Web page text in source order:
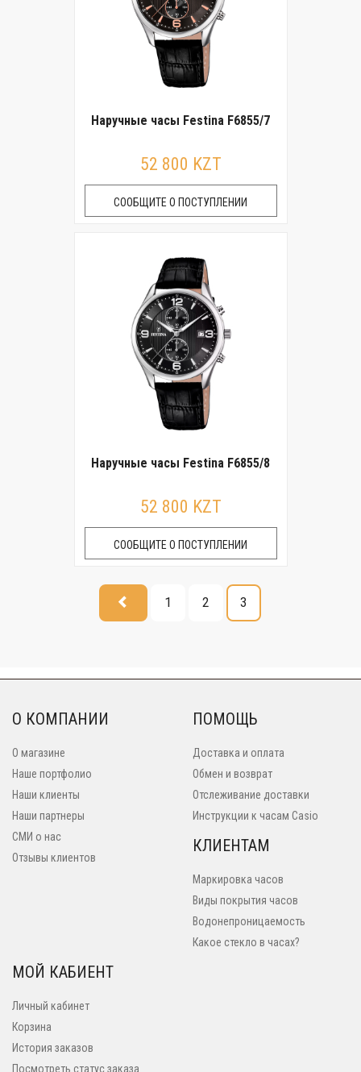
Наручные часы Festina F6855/7
52 800 KZT
СООБЩИТЕ О ПОСТУПЛЕНИИ
Наручные часы Festina F6855/8
52 800 KZT
СООБЩИТЕ О ПОСТУПЛЕНИИ
1 2 3
О КОМПАНИИ
О магазине
Наше портфолио
Наши клиенты
Наши партнеры
СМИ о нас
Отзывы клиентов
ПОМОЩЬ
Доставка и оплата
Обмен и возврат
Отслеживание доставки
Инструкции к часам Casio
КЛИЕНТАМ
Маркировка часов
Виды покрытия часов
Водонепроницаемость
Какое стекло в часах?
МОЙ КАБИЕНТ
Личный кабинет
Корзина
История заказов
Посмотреть статус заказа